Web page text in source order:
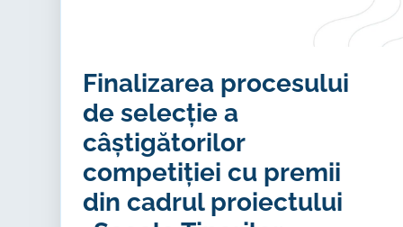
Finalizarea procesului
de selecție a
câștigătorilor
competiției cu premii
din cadrul proiectului